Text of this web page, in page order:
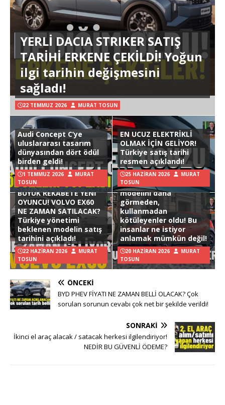
YERLİ DACIA STRIKER SATIŞ
TARİHİ ERKENE ÇEKİLDİ! Yoğun
ilgi tarihin değişmesini
sağladı!
22 TEMMUZ 2026 MURAT TOSUN
Audi Concept C’ye
uluslararası tasarım
dünyasından dört ödül
birden geldi!
1 TEMMUZ 2026
MURAT
TOSUN
EN UCUZ ELEKTRİKLİ
OLMAK İÇİN GELİYOR!
Türkiye satış tarihi
resmen açıklandı!
25 HAZIRAN 2026
MURAT
TOSUN
BÜYÜK REKABETE YENİ
OYUNCU! VOLVO EX60
NE ZAMAN SATILACAK?
Türkiye yönetimi
beklenen modelin satış
tarihini açıkladı!
22 HAZIRAN 2026
MURAT
TOSUN
Hyundai Ioniq 3
modelini daha
görmeden,
kullanmadan
kötüleyenler oldu! Bu
insanlar ne istiyor
anlamak mümkün değil!
20 HAZIRAN 2026
MURAT
TOSUN
ÖNCEKI
BYD PHEV FİYATI NE ZAMAN BELLİ OLACAK? Çok
sorulan sorunun cevabı çok net bir şekilde verildi!
SONRAKI
İkinci el araç alacak / satacak herkesi ilgilendiriyor!
NEDİR BU GÜVENLİ ÖDEME?